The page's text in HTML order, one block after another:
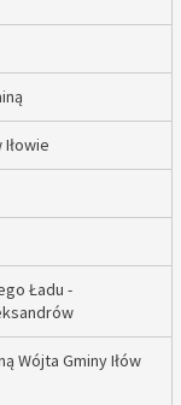
Ładu -
Wójta Gminy Iłów